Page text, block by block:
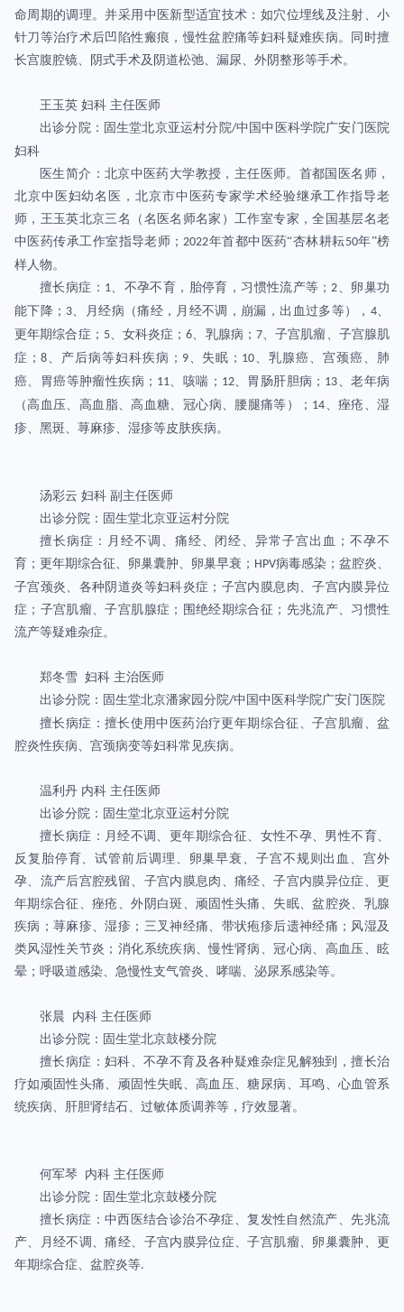
命周期的调理。并采用中医新型适宜技术：如穴位埋线及注射、小
针刀等治疗术后凹陷性瘢痕，慢性盆腔痛等妇科疑难疾病。同时擅
长宫腹腔镜、阴式手术及阴道松弛、漏尿、外阴整形等手术。
王玉英 妇科 主任医师
出诊分院：固生堂北京亚运村分院/中国中医科学院广安门医院
妇科
医生简介：北京中医药大学教授，主任医师。首都国医名师，
北京中医妇幼名医，北京市中医药专家学术经验继承工作指导老
师，王玉英北京三名（名医名师名家）工作室专家，全国基层名老
中医药传承工作室指导老师；2022年首都中医药“杏林耕耘50年”榜
样人物。
擅长病症： 1、不孕不育，胎停育，习惯性流产等；2、卵巢功
能下降； 3、月经病（痛经，月经不调，崩漏，出血过多等）， 4、
更年期综合症； 5、女科炎症；6、乳腺病； 7、子宫肌瘤、子宫腺肌
症； 8、产后病等妇科疾病； 9、失眠； 10、乳腺癌、宫颈癌、肺
癌、胃癌等肿瘤性疾病； 11、咳喘； 12、胃肠肝胆病； 13、老年病
（高血压、高血脂、高血糖、冠心病、腰腿痛等）； 14、痤疮、湿
疹、黑斑、荨麻疹、湿疹等皮肤疾病。
汤彩云 妇科 副主任医师
出诊分院：固生堂北京亚运村分院
擅长病症：月经不调、痛经、闭经、异常子宫出血；不孕不
育；更年期综合征、卵巢囊肿、卵巢早衰； HPV病毒感染；盆腔炎、
子宫颈炎、各种阴道炎等妇科炎症；子宫内膜息肉、子宫内膜异位
症；子宫肌瘤、子宫肌腺症；围绝经期综合征；先兆流产、习惯性
流产等疑难杂症。
郑冬雪 妇科 主治医师
出诊分院：固生堂北京潘家园分院/中国中医科学院广安门医院
擅长病症：擅长使用中医药治疗更年期综合征、子宫肌瘤、盆
腔炎性疾病、宫颈病变等妇科常见疾病。
温利丹 内科 主任医师
出诊分院：固生堂北京亚运村分院
擅长病症：月经不调、更年期综合征、女性不孕、男性不育、
反复胎停育、试管前后调理、卵巢早衰、子宫不规则出血、宫外
孕、流产后宫腔残留、子宫内膜息肉、痛经、子宫内膜异位症、更
年期综合征、痤疮、外阴白斑、顽固性头痛、失眠、盆腔炎、乳腺
疾病；荨麻疹、湿疹；三叉神经痛、带状疱疹后遗神经痛；风湿及
类风湿性关节炎；消化系统疾病、慢性肾病、冠心病、高血压、眩
晕；呼吸道感染、急慢性支气管炎、哮喘、泌尿系感染等。
张晨 内科 主任医师
出诊分院：固生堂北京鼓楼分院
擅长病症：妇科、不孕不育及各种疑难杂症见解独到，擅长治
疗如顽固性头痛、顽固性失眠、高血压、糖尿病、耳鸣、心血管系
统疾病、肝胆肾结石、过敏体质调养等，疗效显著。
何军琴 内科 主任医师
出诊分院：固生堂北京鼓楼分院
擅长病症：中西医结合诊治不孕症、复发性自然流产、先兆流
产、月经不调、痛经、子宫内膜异位症、子宫肌瘤、卵巢囊肿、更
年期综合症、盆腔炎等.